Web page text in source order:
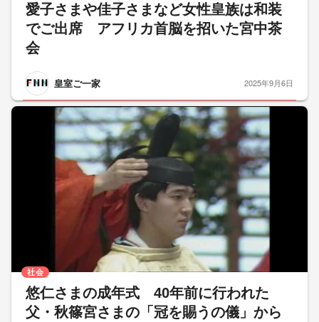
愛子さまや佳子さまなど女性皇族は和装
でご出席 アフリカ首脳を招いた宮中茶
会
皇室ご一家 2025年9月6日
悠仁さまの成年式 40年前に行われた
父・秋篠宮さまの「冠を賜うの儀」から
社会